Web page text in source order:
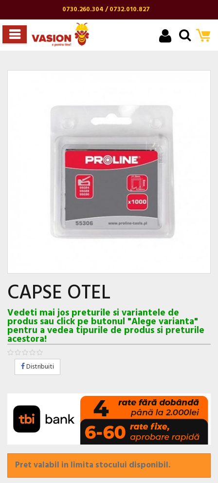
0730.260.304 / 0732.010.827
CAPSE OTEL
Vedeti mai jos preturile si variantele de
produs sau click pe butonul "Alege varianta"
pentru a vedea tipurile de produs si preturile
acestora!
Distribuiti
Pret valabil in limita stocului disponibil.